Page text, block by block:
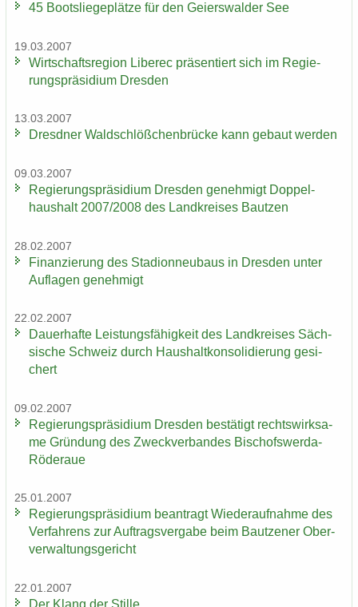
45 Boots­lie­ge­plät­ze für den Gei­ers­wal­der See
19.03.2007
Wirt­schafts­re­gi­on Li­be­rec prä­sen­tiert sich im Re­gie­
rungs­prä­si­di­um Dres­den
13.03.2007
Dresd­ner Wald­schlöß­chen­brü­cke kann ge­baut wer­den
09.03.2007
Re­gie­rungs­prä­si­di­um Dres­den ge­neh­migt Dop­pel­
haus­halt 2007/2008 des Land­krei­ses Baut­zen
28.02.2007
Fi­nan­zie­rung des Sta­di­on­neu­baus in Dres­den unter
Auf­la­gen ge­neh­migt
22.02.2007
Dau­er­haf­te Leis­tungs­fä­hig­keit des Land­krei­ses Säch­
si­sche Schweiz durch Haus­halt­kon­so­li­die­rung ge­si­
chert
09.02.2007
Re­gie­rungs­prä­si­di­um Dres­den be­stä­tigt rechts­wirk­sa­
me Grün­dung des Zweck­ver­ban­des Bischofswerda-​
Röderaue
25.01.2007
Re­gie­rungs­prä­si­di­um be­an­tragt Wie­der­auf­nah­me des
Ver­fah­rens zur Auf­trags­ver­ga­be beim Baut­zener Ober­
ver­wal­tungs­ge­richt
22.01.2007
Der Klang der Stil­le